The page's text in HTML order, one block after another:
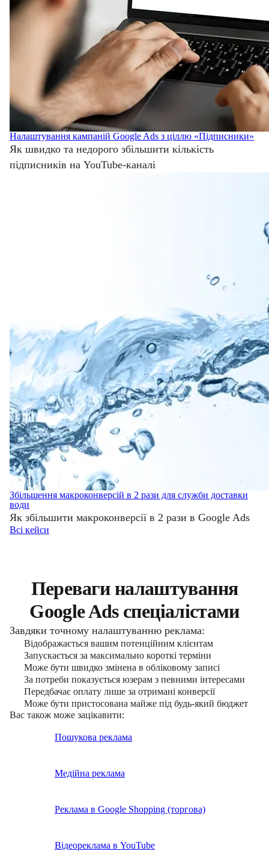
Налаштування кампаній Google Ads з ціллю «Підписники»
Як швидко та недорого збільшити кількість
підписників на YouTube-каналі
Збільшення макроконверсій в 2 рази для служби доставки
води
Як збільшити макроконверсії в 2 рази в Google Ads
Всі кейси
Переваги налаштування
Google Ads спеціалістами
Завдяки точному налаштуванню реклама:
Відображається вашим потенційним клієнтам
Запускається за максимально короткі терміни
Може бути швидко змінена в обліковому записі
За потреби показується юзерам з певними інтересами
Передбачає оплату лише за отримані конверсії
Може бути пристосована майже під будь-який бюджет
Вас також може зацікавити:
Пошукова реклама
Медійна реклама
Реклама в Google Shopping (торгова)
Відеореклама в YouTube